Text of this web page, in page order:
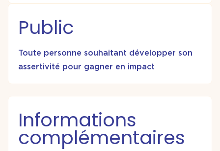
Public
Toute personne souhaitant développer son
assertivité pour gagner en impact
Informations
complémentaires